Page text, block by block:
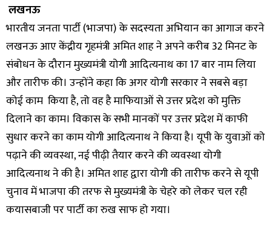
लखनऊ
भारतीय जनता पार्टी (भाजपा) के सदस्यता अभियान का आगाज करने
लखनऊ आए केंद्रीय गृहमंत्री अमित शाह ने अपने करीब 32 मिनट के
संबोधन के दौरान मुख्यमंत्री योगी आदित्यनाथ का 17 बार नाम लिया
और तारीफ की। उन्होंने कहा कि अगर योगी सरकार ने सबसे बड़ा
कोई काम किया है, तो वह है माफियाओं से उत्तर प्रदेश को मुक्ति
दिलाने का काम। विकास के सभी मानकों पर उत्तर प्रदेश में काफी
सुधार करने का काम योगी आदित्यनाथ ने किया है। यूपी के युवाओं को
पढ़ाने की व्यवस्था, नई पीढ़ी तैयार करने की व्यवस्था योगी
आदित्यनाथ ने की है। अमित शाह द्वारा योगी की तारीफ करने से यूपी
चुनाव में भाजपा की तरफ से मुख्यमंत्री के चेहरे को लेकर चल रही
कयासबाजी पर पार्टी का रुख साफ हो गया।